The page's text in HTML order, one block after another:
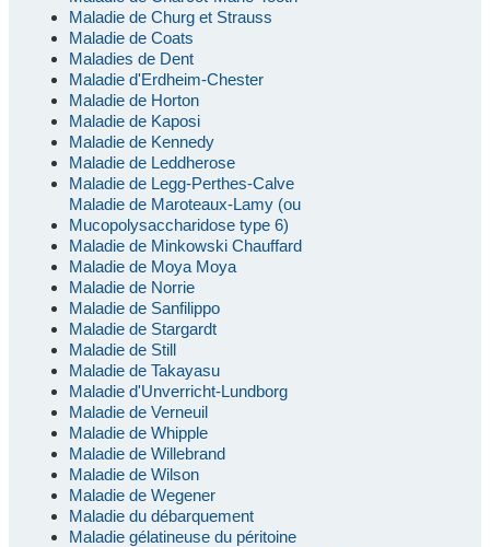
Maladie de Churg et Strauss
Maladie de Coats
Maladies de Dent
Maladie d'Erdheim-Chester
Maladie de Horton
Maladie de Kaposi
Maladie de Kennedy
Maladie de Leddherose
Maladie de Legg-Perthes-Calve
Maladie de Maroteaux-Lamy (ou
Mucopolysaccharidose type 6)
Maladie de Minkowski Chauffard
Maladie de Moya Moya
Maladie de Norrie
Maladie de Sanfilippo
Maladie de Stargardt
Maladie de Still
Maladie de Takayasu
Maladie d'Unverricht-Lundborg
Maladie de Verneuil
Maladie de Whipple
Maladie de Willebrand
Maladie de Wilson
Maladie de Wegener
Maladie du débarquement
Maladie gélatineuse du péritoine